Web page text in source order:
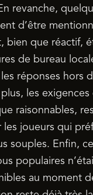
revanche,
d’être
bien que réactif,
de bureau
réponses hors
les exigences
raisonnables,
les joueurs qui
souples. Enfin,
populaires
au moment